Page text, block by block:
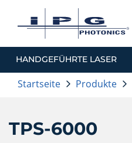
HANDGEFÜHRTE LASER
Startseite Produkte
TPS-6000